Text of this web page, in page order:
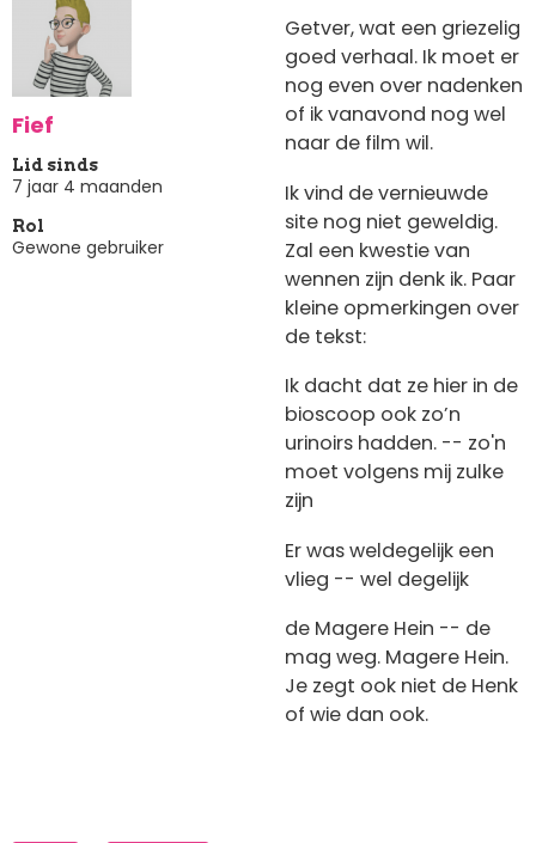
Fief
Lid sinds
7 jaar 4 maanden
Rol
Gewone gebruiker
Getver, wat een griezelig
goed verhaal. Ik moet er
nog even over nadenken
of ik vanavond nog wel
naar de film wil.
Ik vind de vernieuwde
site nog niet geweldig.
Zal een kwestie van
wennen zijn denk ik. Paar
kleine opmerkingen over
de tekst:
Ik dacht dat ze hier in de
bioscoop ook zo’n
urinoirs hadden. -- zo'n
moet volgens mij zulke
zijn
Er was weldegelijk een
vlieg -- wel degelijk
de Magere Hein -- de
mag weg. Magere Hein.
Je zegt ook niet de Henk
of wie dan ook.